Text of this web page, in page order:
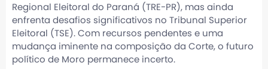
Regional Eleitoral do Paraná (TRE-PR), mas ainda
enfrenta desafios significativos no Tribunal Superior
Eleitoral (TSE). Com recursos pendentes e uma
mudança iminente na composição da Corte, o futuro
político de Moro permanece incerto.